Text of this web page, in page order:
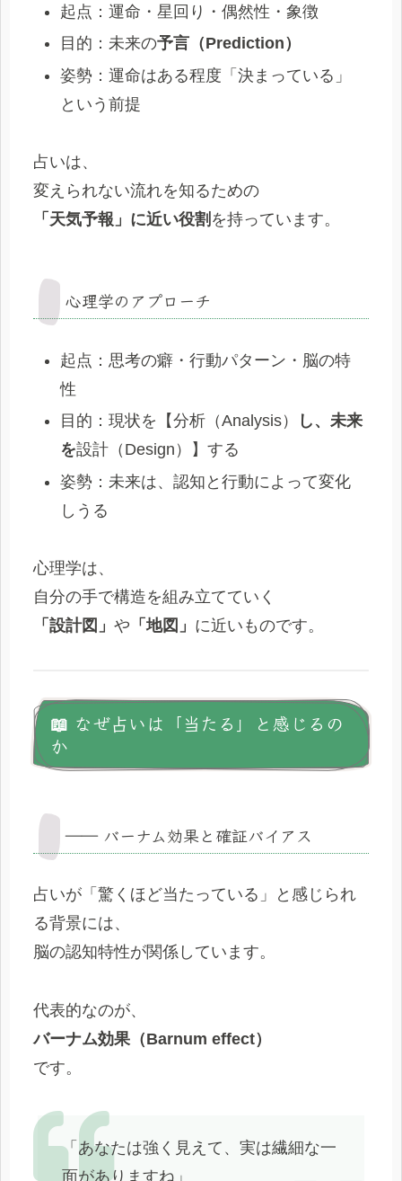
起点：運命・星回り・偶然性・象徴
目的：未来の予言（Prediction）
姿勢：運命はある程度「決まっている」
という前提
占いは、
変えられない流れを知るための
「天気予報」に近い役割 を持っています。
心理学のアプローチ
起点：思考の癖・行動パターン・脳の特
性
目的：現状を【分析（Analysis）
し、未来
を設計（Design）】する
姿勢：未来は、認知と行動によって変化
しうる
心理学は、
自分の手で構造を組み立てていく
「設計図」 や 「地図」 に近いものです。
📖 なぜ占いは「当たる」と感じるの
か
―― バーナム効果と確証バイアス
占いが「驚くほど当たっている」と感じられ
る背景には、
脳の認知特性が関係しています。
代表的なのが、
バーナム効果（Barnum effect）
です。
「あなたは強く見えて、実は繊細な一
面がありますね」